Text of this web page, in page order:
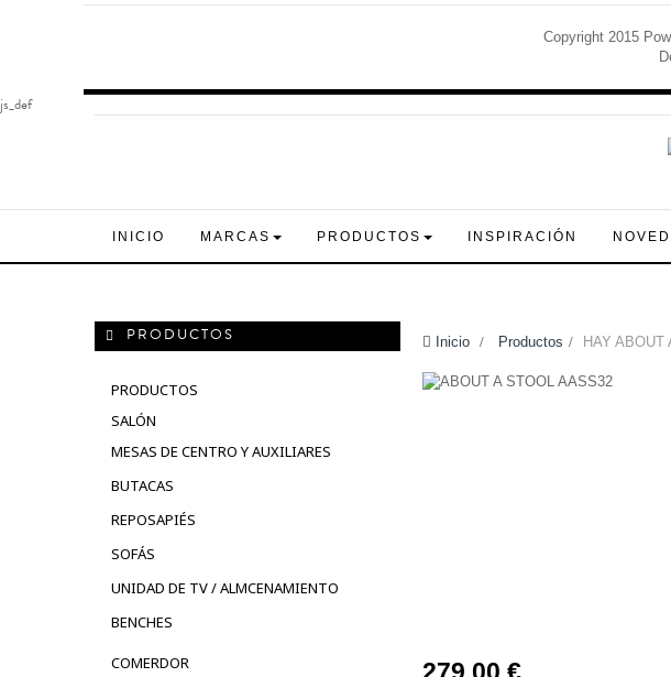
Copyright 2015
js_def
INICIO MARCAS PRODUCTOS INSPIRACIÓN
PRODUCTOS
PRODUCTOS
SALÓN
MESAS DE CENTRO Y AUXILIARES
BUTACAS
REPOSAPIÉS
SOFÁS
UNIDAD DE TV / ALMCENAMIENTO
BENCHES
COMERDOR
Inicio > Productos > HAY ABOUT